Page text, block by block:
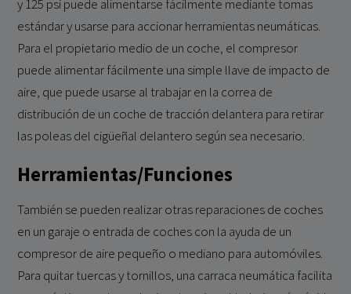
y 125 psi puede alimentarse fácilmente mediante tomas
estándar y usarse para accionar herramientas neumáticas.
Para el propietario medio de un coche, el compresor
puede alimentar fácilmente una simple llave de impacto de
aire, que puede usarse al trabajar en la correa de
distribución de un coche de tracción delantera para retirar
las poleas del cigüeñal delantero según sea necesario.
Herramientas/Funciones
También se pueden realizar otras reparaciones de coches
en un garaje o entrada de coches con la ayuda de un
compresor de aire pequeño o mediano para automóviles.
Para quitar tuercas y tornillos, una carraca neumática facilita